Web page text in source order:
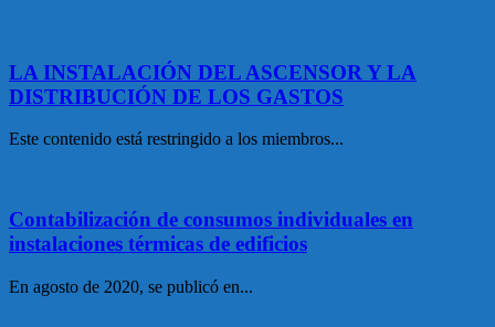
LA INSTALACIÓN DEL ASCENSOR Y LA
DISTRIBUCIÓN DE LOS GASTOS
Este contenido está restringido a los miembros...
Contabilización de consumos individuales en
instalaciones térmicas de edificios
En agosto de 2020, se publicó en...